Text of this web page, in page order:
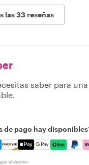
las 33 reseñas
saber para
de pago hay
Amex, Discover,
el destino